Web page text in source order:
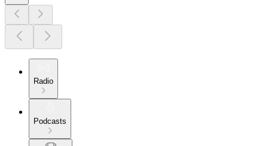
Radio
Podcasts